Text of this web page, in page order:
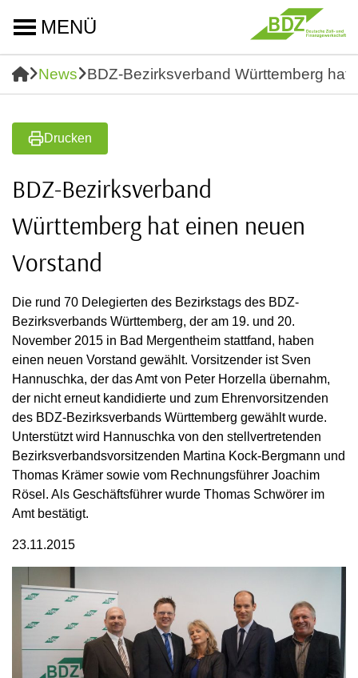
MENÜ
News BDZ-Bezirksverband Württemberg hat
Drucken
BDZ-Bezirksverband
Württemberg hat einen neuen
Vorstand
Die rund 70 Delegierten des Bezirkstags des BDZ-
Bezirksverbands Württemberg, der am 19. und 20.
November 2015 in Bad Mergentheim stattfand, haben
einen neuen Vorstand gewählt. Vorsitzender ist Sven
Hannuschka, der das Amt von Peter Horzella übernahm,
der nicht erneut kandidierte und zum Ehrenvorsitzenden
des BDZ-Bezirksverbands Württemberg gewählt wurde.
Unterstützt wird Hannuschka von den stellvertretenden
Bezirksverbandsvorsitzenden Martina Kock-Bergmann und
Thomas Krämer sowie vom Rechnungsführer Joachim
Rösel. Als Geschäftsführer wurde Thomas Schwörer im
Amt bestätigt.
23.11.2015